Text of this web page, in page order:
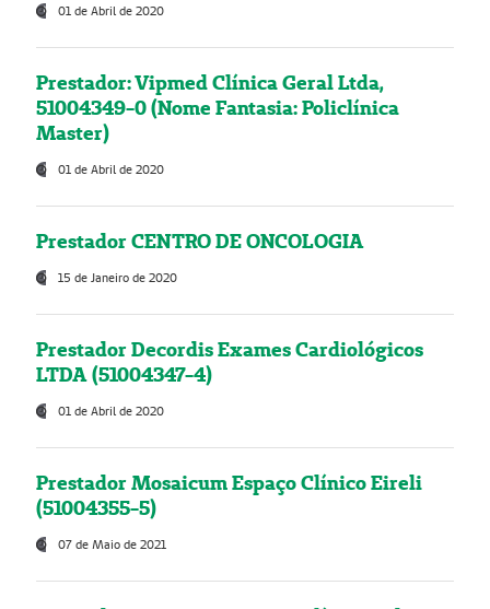
01 de Abril de 2020
Prestador: Vipmed Clínica Geral Ltda,
51004349-0 (Nome Fantasia: Policlínica
Master)
01 de Abril de 2020
Prestador CENTRO DE ONCOLOGIA
15 de Janeiro de 2020
Prestador Decordis Exames Cardiológicos
LTDA (51004347-4)
01 de Abril de 2020
Prestador Mosaicum Espaço Clínico Eireli
(51004355-5)
07 de Maio de 2021